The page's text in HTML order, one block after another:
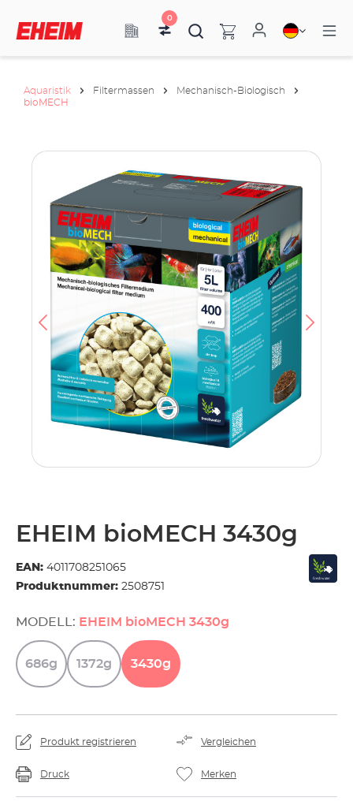
0
Aquaristik Filtermassen
Mechanisch-Biologisch
bioMECH
EHEIM bioMECH 3430g
EAN: 4011708251065
Produktnummer: 2508751
MODELL: EHEIM bioMECH 3430g
686g 1372g 3430g
Produkt registrieren Vergleichen
Druck Merken